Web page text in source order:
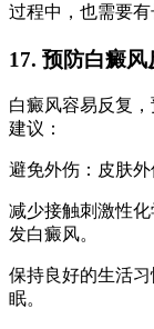
过程中，也需要有
17. 预防白癜风
白癜风容易反复
建议：
避免外伤：皮肤外
减少接触刺激性
发白癜风。
保持良好的生活
眠。